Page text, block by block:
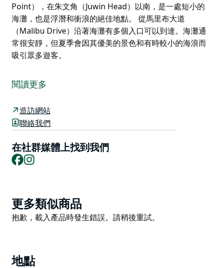
Point），在朱文角（Juwin Head）以南，是一處短小的
海灘，也是浮潛和衝浪的絕佳地點。 從馬里布大道
（Malibu Drive）沿著海灘有多個入口可以到達。海灘通
常很安靜，但夏季會因其優美的景色和有時較小的海浪而
吸引眾多遊客。
Point），在朱文角（Juwin Head）以南，是一處短小的
海灘，也是浮潛和衝浪的絕佳地點。
從馬里布大道（Malibu Drive）沿著海灘有多個入口可以
到達。海灘通常很安靜，但夏季會因其優美的景色和有時
較小的海浪而吸引眾多遊客。
閱讀更多
造訪網站
聯絡我們
在社群媒體上找到我們
Facebook
Product
List
更多類似商品
Product
抱歉，載入產品時發生錯誤。請稍後重試。
地點